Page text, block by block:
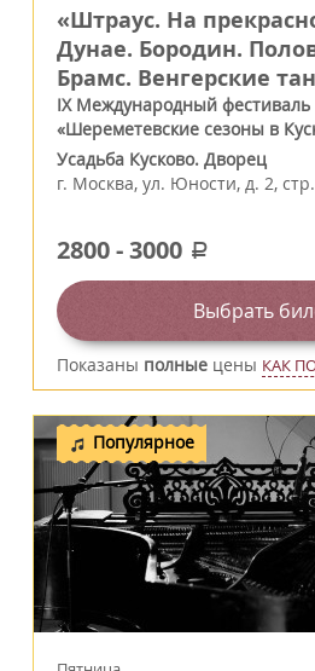
«Штраус. На
Дунае. Бородин.
Брамс. Венгерские
IX Международный фестиваль
«Шереметевские сезоны в
Усадьба Кусково. Дворец
г. Москва, ул. Юности, д. 2,
2800-3000 a
Выбрать
Показаны полные цены КАК
Популярное